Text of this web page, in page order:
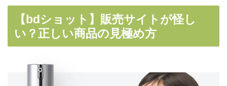
【bdショット】販売サイトが怪し
い？正しい商品の見極め方